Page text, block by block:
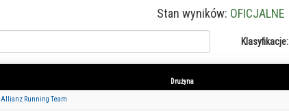
Stan wyników: OFICJALNE
Klasyfikacje:
Drużyna
Allianz Running Team